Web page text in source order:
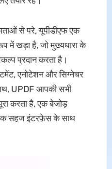
से परे, यूपीडीएफ एक
में खड़ा है, जो मुख्यधारा के
प्रदान करता है।
एनोटेशन और सिग्नेचर
UPDF आपकी सभी
करता है, एक बेजोड़
सहज इंटरफ़ेस के साथ